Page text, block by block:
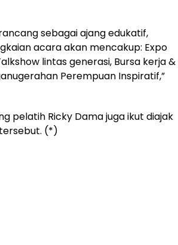
sebagai ajang edukatif,
acara akan mencakup: Expo
lintas generasi, Bursa kerja &
Perempuan Inspiratif,”
pelatih Ricky Dama juga ikut diajak
(*)